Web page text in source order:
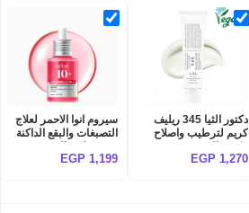
دكتور الثيا 345 ريليف
كريم لترطيب واصلاح
345 relief cream
1,270
EGP
سيروم انوا الاحمر لعلاج
التصبغات والبقع الداكنة
وتوحيد لون البشرة
Anua Niacinamide
1,199
EGP